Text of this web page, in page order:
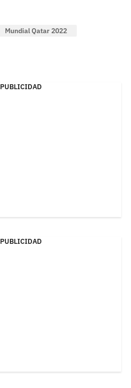
Mundial Qatar 2022
PUBLICIDAD
PUBLICIDAD